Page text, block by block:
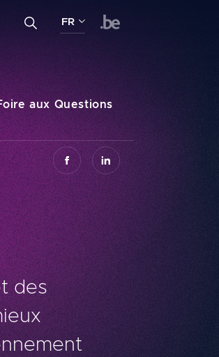
aux Questions
Entrez un terme de recherche...
Recherche
FR
DE
des